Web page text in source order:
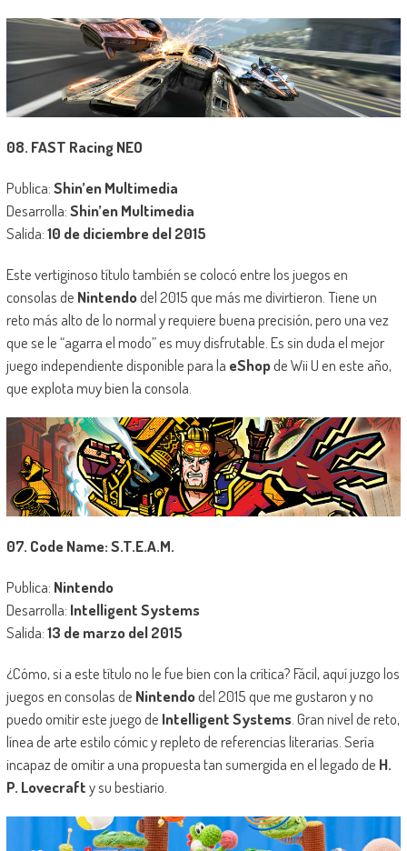
08. FAST Racing NEO
Publica:Shin’en Multimedia
Desarrolla:Shin’en Multimedia
Salida:10 de diciembre del 2015
Este vertiginoso título también se colocó entre los juegos en
consolas de Nintendodel 2015 que más me divirtieron. Tiene un
reto más alto de lo normal y requiere buena precisión, pero una vez
que se le “agarra el modo” es muy disfrutable. Es sin duda el mejor
juego independiente disponible para la eShopde Wii U en este año,
que explota muy bien la consola.
07. Code Name: S.T.E.A.M.
Publica: Nintendo
Desarrolla: Intelligent Systems
Salida:13 de marzo del 2015
¿Cómo, si a este título no le fue bien con la crítica? Fácil, aquí juzgo los
juegos en consolas de Nintendodel 2015 que me gustaron y no
puedo omitir este juego de Intelligent Systems. Gran nivel de reto,
línea de arte estilo cómic y repleto de referencias literarias. Sería
incapaz de omitir a una propuesta tan sumergida en el legado de H.
P. Lovecrafty su bestiario.